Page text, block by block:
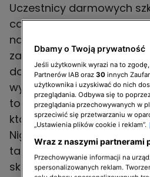
Uczestnicy darmowych
całodniowego
najróżniejszych
zawodnicy, którzy jeżdżą
dopiero szkolące się
wyglądają jednak i jeżdżą,
torze treningowym
która może przydać się,
Nigdy nic nie wiadomo, co
tak, to dzięki temu,
skoordynować różnego
Dbamy o Twoją prywatność
Jeśli użytkownik wyrazi na to zgodę,
Partnerów IAB oraz 30 innych
użytkownika i uzyskiwać do nich
przeglądania. Odbywa się to
przeglądania przechowywanych w
sprzeciwić się przetwarzaniu w
„Ustawienia plików cookie i reklam”.
Wraz z naszymi partnerami
Przechowywanie informacji na
spersonalizowanych reklam.